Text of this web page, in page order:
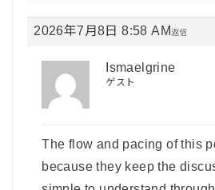
2026年7月8日 8:58 AM返信
Ismaelgrine
ゲスト
The flow and pacing of this
because they keep the